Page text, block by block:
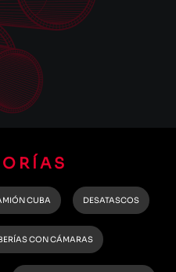
CUBA DESATASCOS
CON CÁMARAS